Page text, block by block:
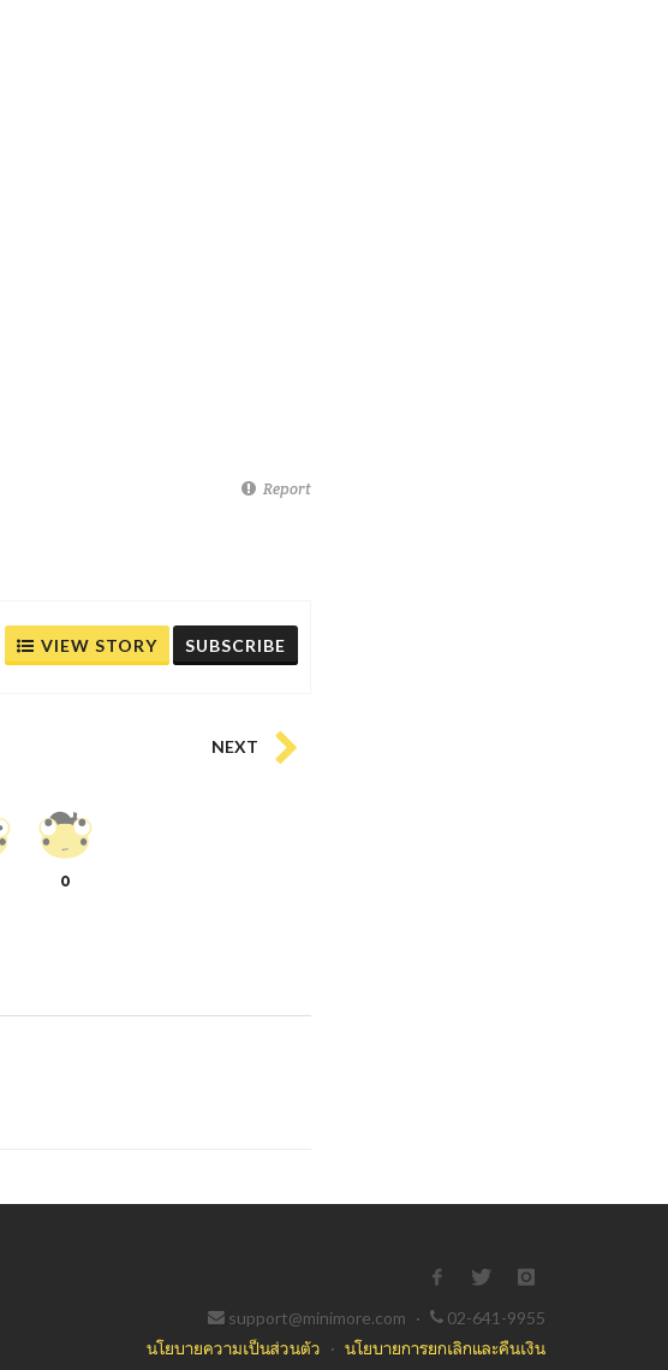
Report
VIEW STORY SUBSCRIBE
NEXT
0
support@minimore.com ·
02-641-9955
นโยบายความเป็นส่วนตัว · นโยบายการยกเลิกและคืนเงิน